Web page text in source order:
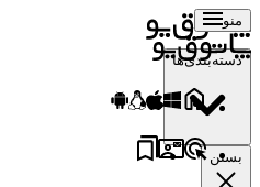
منو
دسته‌بندی‌ها
بستن